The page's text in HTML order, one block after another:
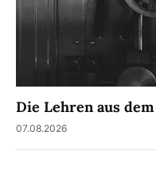
Die Lehren aus
07.08.2026